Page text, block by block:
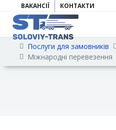
ВАКАНСІЇ КОНТАКТИ
Послуги для замовників
Міжнародні перевезення